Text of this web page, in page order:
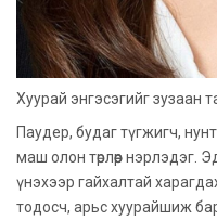
Хуурай энгэсэгийг зузаан
Паудер, будаг түгжигч,
маш олон төрлөөр нэрлэдэг.
үнэхээр гайхалтай
тодосч, арьс хуурайшиж